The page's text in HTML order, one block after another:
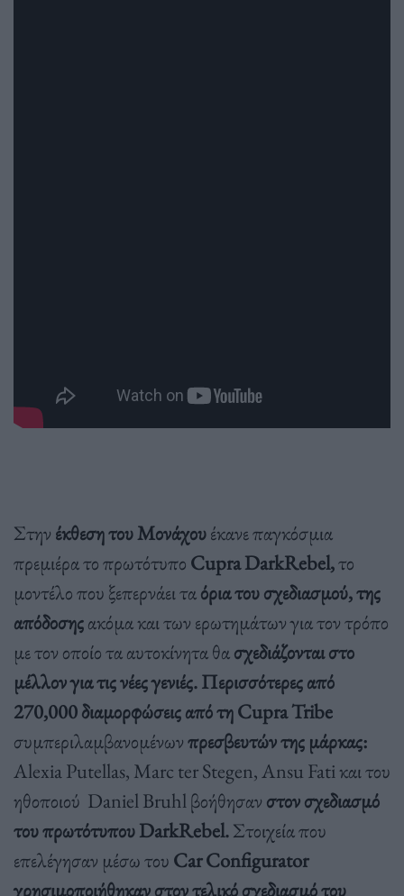
Στην έκθεση του Μονάχουέκανε παγκόσμια
πρεμιέρα το πρωτότυπο Cupra DarkRebel,το
μοντέλο που ξεπερνάει ταόρια του σχεδιασμού, της
απόδοσηςακόμα και των ερωτημάτων για τον τρόπο
με τον οποίο τα αυτοκίνητα θασχεδιάζονται στο
μέλλον για τις νέες γενιές.Περισσότερες από
270,000 διαμορφώσεις από τη Cupra Tribe
συμπεριλαμβανομένωνπρεσβευτών της μάρκας:
Alexia Putellas, Marc ter Stegen, Ansu Fati και του
ηθοποιού Daniel Bruhl βοήθησαν στον σχεδιασμό
του πρωτότυπου DarkRebel.Στοιχεία που
επελέγησαν μέσω του Car Configurator
χρησιμοποιήθηκαν στον τελικό σχεδιασμό του